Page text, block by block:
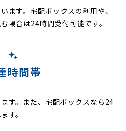
ます。宅配ボックスの利用や、
場合は24時間受付可能です。
時間帯
す。また、宅配ボックスなら24
す。